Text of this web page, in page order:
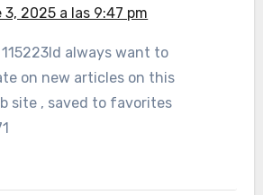
2025 a las 9:47 pm
always want to
on new articles on this
site , saved to favorites